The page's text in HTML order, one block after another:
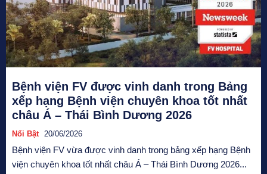
Bệnh viện FV được vinh danh trong Bảng
xếp hạng Bệnh viện chuyên khoa tốt nhất
châu Á – Thái Bình Dương 2026
Nổi Bật 20/06/2026
Bệnh viện FV vừa được vinh danh trong bảng xếp hạng Bệnh
viện chuyên khoa tốt nhất châu Á – Thái Bình Dương 2026...